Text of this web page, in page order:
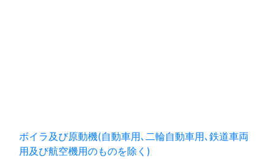
ボイラ及び原動機(自動車用､二輪自動車用､鉄道車両
用及び航空機用のものを除く)